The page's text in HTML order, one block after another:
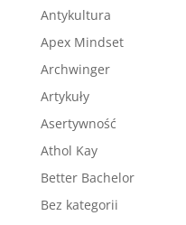
Antykultura
Apex Mindset
Archwinger
Artykuły
Asertywność
Athol Kay
Better Bachelor
Bez kategorii